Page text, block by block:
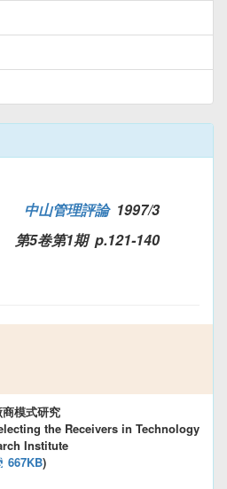
中山管理評論1997/3
第5卷第1期 p.121-140
模式研究
the Receivers in Technology
Institute
667KB)